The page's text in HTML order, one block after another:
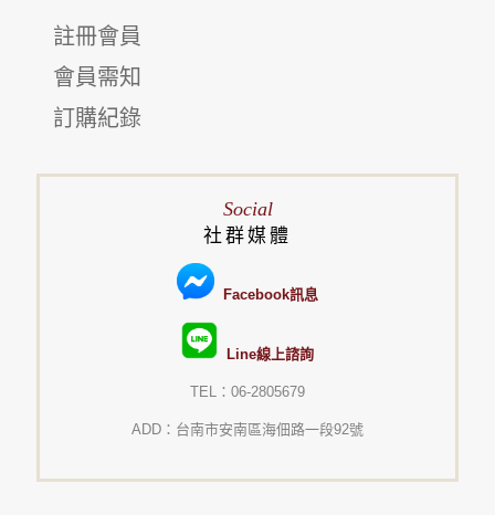
註冊會員
會員需知
訂購紀錄
Social
社群媒體
Facebook訊息
Line線上諮詢
TEL：06-2805679
ADD：台南市安南區海佃路一段92號